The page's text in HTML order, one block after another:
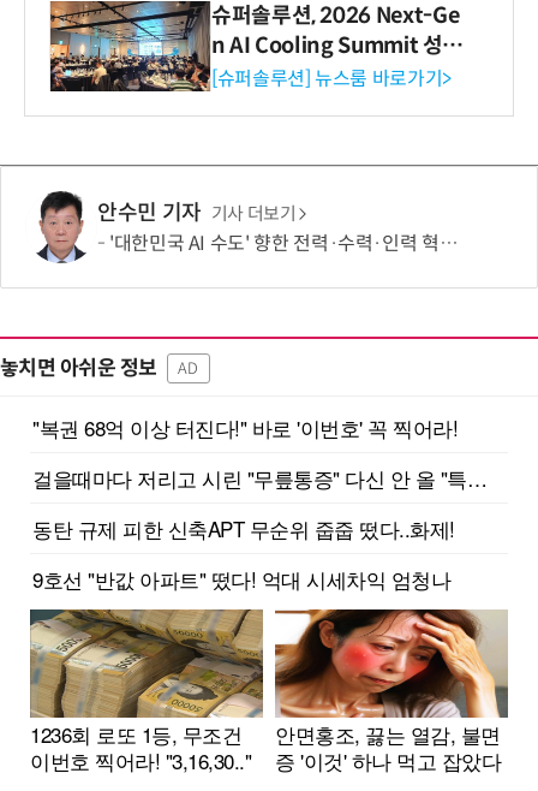
슈퍼솔루션, 2026 Next-Ge
n AI Cooling Summit 성황
리 성료
[슈퍼솔루션] 뉴스룸 바로가기>
안수민 기자 기사 더보기
'대한민국 AI 수도' 향한 전력·수력·인력 혁신 시동…'충남 3력 혁신 TF 회의 첫 개최
놓치면 아쉬운 정보 AD